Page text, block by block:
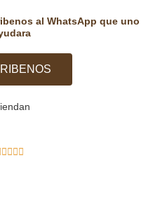
al WhatsApp que uno
